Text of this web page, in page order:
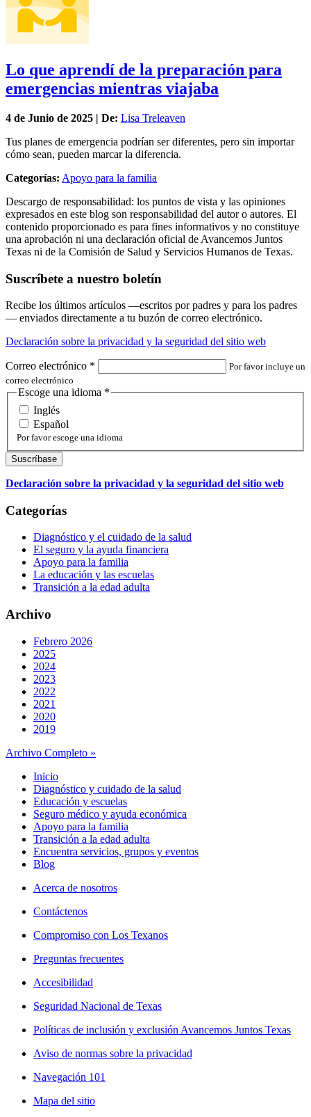
Lo que aprendí de la preparación para
emergencias mientras viajaba
4 de Junio de 2025 | De: Lisa Treleaven
Tus planes de emergencia podrían ser diferentes, pero sin importar
cómo sean, pueden marcar la diferencia.
Categorías: Apoyo para la familia
Descargo de responsabilidad: los puntos de vista y las opiniones
expresados en este blog son responsabilidad del autor o autores. El
contenido proporcionado es para fines informativos y no constituye
una aprobación ni una declaración oficial de Avancemos Juntos
Texas ni de la Comisión de Salud y Servicios Humanos de Texas.
Suscríbete a nuestro boletín
Recibe los últimos artículos —escritos por padres y para los padres
— enviados directamente a tu buzón de correo electrónico.
Declaración sobre la privacidad y la seguridad del sitio web
Correo electrónico *
Por favor incluye un
correo electrónico
Escoge una idioma *
Inglés
Español
Por favor escoge una idioma
Declaración sobre la privacidad y la seguridad del sitio web
Categorías
Diagnóstico y el cuidado de la salud
El seguro y la ayuda financiera
Apoyo para la familia
La educación y las escuelas
Transición a la edad adulta
Archivo
Febrero 2026
2025
2024
2023
2022
2021
2020
2019
Archivo Completo »
Inicio
Diagnóstico y cuidado de la salud
Educación y escuelas
Seguro médico y ayuda económica
Apoyo para la familia
Transición a la edad adulta
Encuentra servicios, grupos y eventos
Blog
Acerca de nosotros
Contáctenos
Compromiso con Los Texanos
Preguntas frecuentes
Accesibilidad
Seguridad Nacional de Texas
Políticas de inclusión y exclusión Avancemos Juntos Texas
Aviso de normas sobre la privacidad
Navegación 101
Mapa del sitio